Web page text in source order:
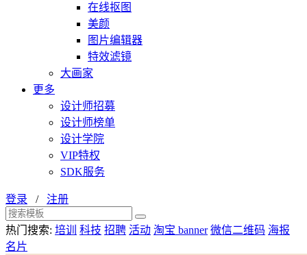
在线抠图
美颜
图片编辑器
特效滤镜
大画家
更多
设计师招募
设计师榜单
设计学院
VIP特权
SDK服务
登录 / 注册
热门搜索: 培训 科技 招聘 活动 淘宝 banner 微信二维码 海报
名片